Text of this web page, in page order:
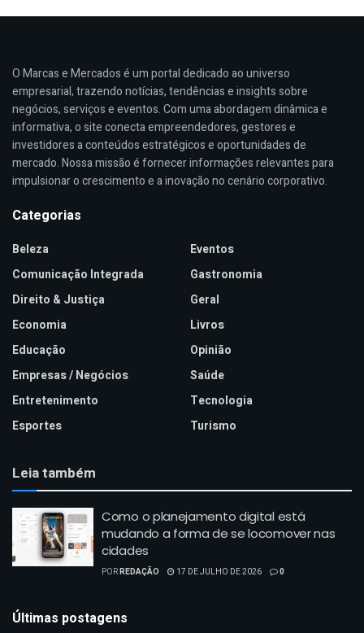
O Marcas e Mercados é um portal dedicado ao universo
empresarial, trazendo notícias, tendências e insights sobre
negócios, serviços e eventos. Com uma abordagem dinâmica e
informativa, o site conecta empreendedores, gestores e
investidores a conteúdos estratégicos e oportunidades de
mercado. Nossa missão é fornecer informações relevantes para
impulsionar o crescimento e a inovação no cenário corporativo.
Categorias
Beleza
Comunicação Integrada
Direito & Justiça
Economia
Educação
Empresas / Negócios
Entretenimento
Esportes
Eventos
Gastronomia
Geral
Livros
Opinião
Saúde
Tecnologia
Turismo
Leia também
Como o planejamento digital está
mudando a forma de se locomover nas
cidades
PORREDAÇÃO 17 DE JULHO DE 2026 0
Últimas postagens